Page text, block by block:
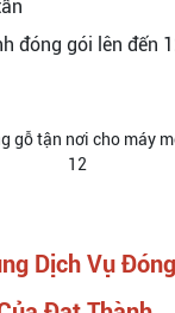
đóng gói lên đến
Dịch Vụ